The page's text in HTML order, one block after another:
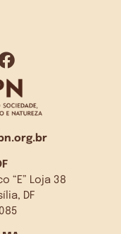
“E” Loja 38
DF